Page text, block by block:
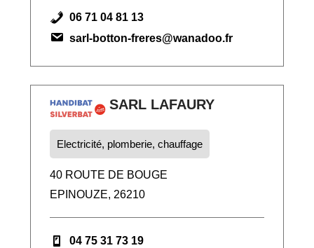
06 71 04 81 13
sarl-botton-freres@wanadoo.fr
SARL LAFAURY
Electricité, plomberie, chauffage
40 ROUTE DE BOUGE
EPINOUZE, 26210
04 75 31 73 19